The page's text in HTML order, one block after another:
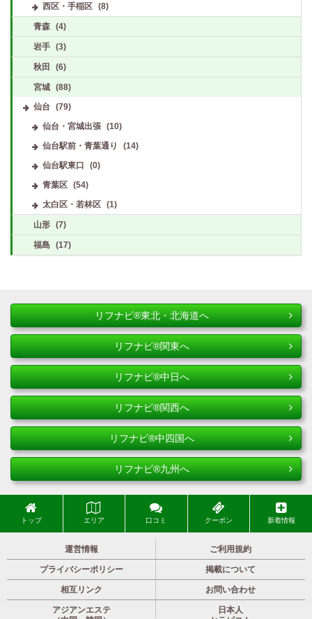
西区・手稲区
(8)
青森 (4)
岩手 (3)
秋田 (6)
宮城 (88)
仙台 (79)
仙台・宮城出張
(10)
仙台駅前・青葉通り
(14)
仙台駅東口
(0)
青葉区
(54)
太白区・若林区
(1)
山形 (7)
福島 (17)
リフナビ®東北・北海道へ
リフナビ®関東へ
リフナビ®中日へ
リフナビ®関西へ
リフナビ®中四国へ
リフナビ®九州へ
トップ エリア 口コミ クーポン 新着情報
運営情報 ご利用規約
プライバシーポリシー 掲載について
相互リンク お問い合わせ
アジアンエステ
日本人